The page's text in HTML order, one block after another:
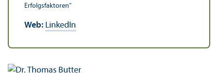
Erfolgsfaktoren“
Web: LinkedIn